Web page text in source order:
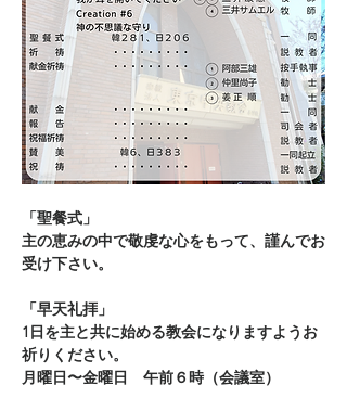
「聖餐式」
主の恵みの中で敬虔な心をもって、謹んでお
受け下さい。
「早天礼拝」
1日を主と共に始める教会になりますようお
祈りください。
月曜日〜金曜日　午前６時（会議室）